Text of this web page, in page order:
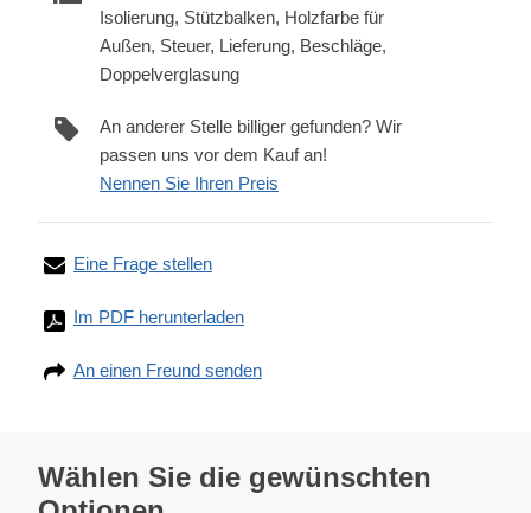
Isolierung, Stützbalken, Holzfarbe für
Außen, Steuer, Lieferung, Beschläge,
Doppelverglasung
An anderer Stelle billiger gefunden? Wir
passen uns vor dem Kauf an!
Nennen Sie Ihren Preis
Eine Frage stellen
Im PDF herunterladen
An einen Freund senden
Wählen Sie die gewünschten